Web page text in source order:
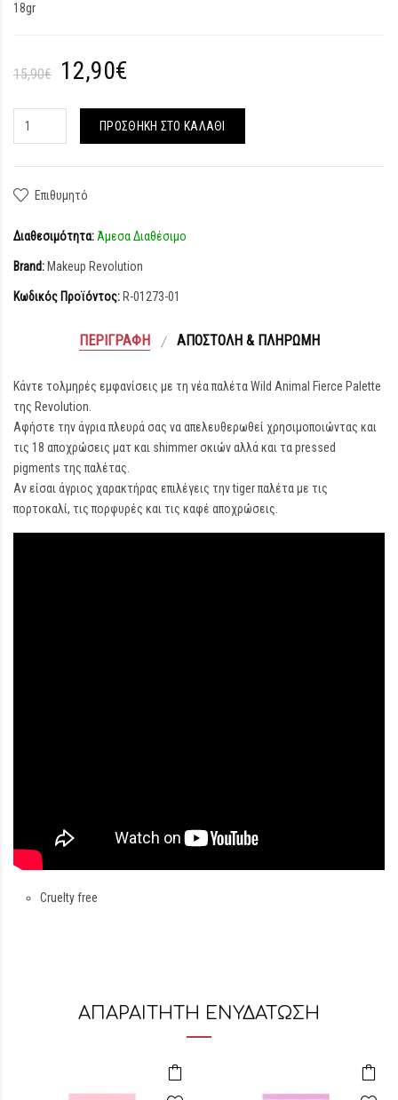
18gr
15,90€ 12,90€
ΠΡΟΣΘΉΚΗ ΣΤΟ ΚΑΛΆΘΙ
Επιθυμητό
Διαθεσιμότητα: Άμεσα Διαθέσιμο
Brand: Makeup Revolution
Κωδικός Προϊόντος: R-01273-01
ΠΕΡΙΓΡΑΦΉ ΑΠΟΣΤΟΛΉ & ΠΛΗΡΩΜΉ
Κάντε τολμηρές εμφανίσεις με τη νέα παλέτα Wild Animal Fierce Palette
της Revolution.
Αφήστε την άγρια πλευρά σας να απελευθερωθεί χρησιμοποιώντας και
τις 18 αποχρώσεις ματ και shimmer σκιών αλλά και τα pressed
pigments της παλέτας.
Αν είσαι άγριος χαρακτήρας επιλέγεις την tiger παλέτα με τις
πορτοκαλί, τις πορφυρές και τις καφέ αποχρώσεις.
Cruelty free
ΑΠΑΡΑΙΤΗΤΗ ΕΝΥΔΑΤΩΣΗ